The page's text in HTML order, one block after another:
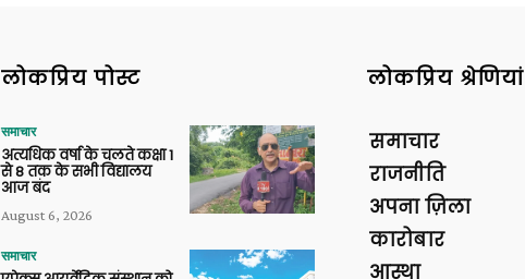
लोकप्रिय पोस्ट
समाचार
अत्यधिक वर्षा के चलते कक्षा 1
से 8 तक के सभी विद्यालय
आज बंद
August 6, 2026
समाचार
लोकप्रिय श्रेणियां
समाचार
राजनीति
अपना ज़िला
कारोबार
आस्था